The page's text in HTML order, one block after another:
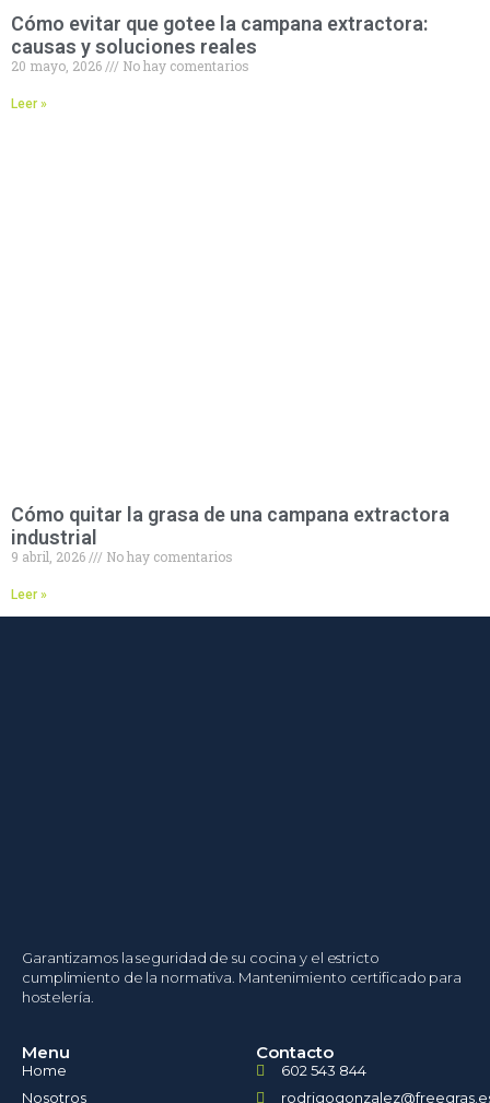
Cómo evitar que gotee la campana extractora:
causas y soluciones reales
20 mayo, 2026 No hay comentarios
Leer »
Cómo quitar la grasa de una campana extractora
industrial
9 abril, 2026 No hay comentarios
Leer »
Garantizamos la seguridad de su cocina y el estricto
cumplimiento de la normativa. Mantenimiento certificado para
hostelería.
Menu
Home
Nosotros
Contacto
602 543 844